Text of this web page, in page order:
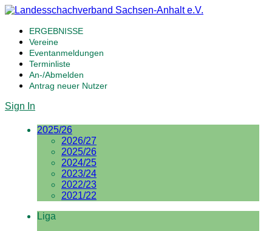
ERGEBNISSE
Vereine
Eventanmeldungen
Terminliste
An-/Abmelden
Antrag neuer Nutzer
Sign In
2025/26
2026/27
2025/26
2024/25
2023/24
2022/23
2021/22
Liga